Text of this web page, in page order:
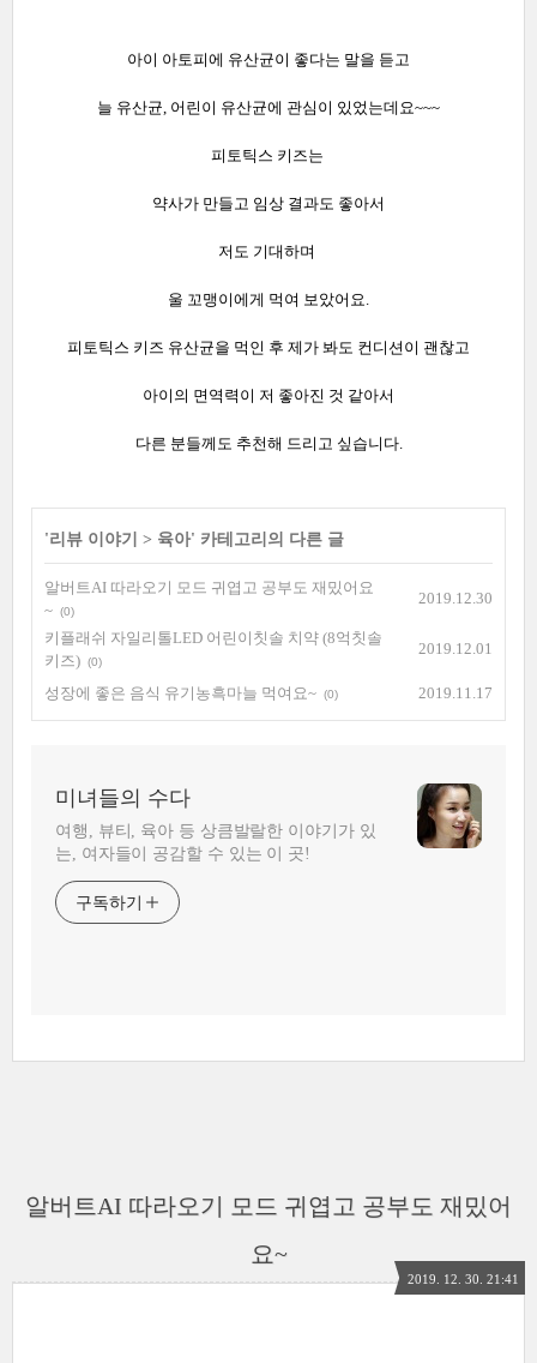
아이 아토피에 유산균이 좋다는 말을 듣고
늘 유산균, 어린이 유산균에 관심이 있었는데요~~~
피토틱스 키즈는
약사가 만들고 임상 결과도 좋아서
저도 기대하며
울 꼬맹이에게 먹여 보았어요.
피토틱스 키즈 유산균을 먹인 후 제가 봐도 컨디션이 괜찮고
아이의 면역력이 저 좋아진 것 같아서
다른 분들께도 추천해 드리고 싶습니다.
'리뷰 이야기 > 육아' 카테고리의 다른 글
알버트AI 따라오기 모드 귀엽고 공부도 재밌어요
~ (0)
2019.12.30
키플래쉬 자일리톨LED 어린이칫솔 치약 (8억칫솔
키즈) (0)
2019.12.01
성장에 좋은 음식 유기농흑마늘 먹여요~ (0) 2019.11.17
미녀들의 수다
여행, 뷰티, 육아 등 상큼발랄한 이야기가 있
는, 여자들이 공감할 수 있는 이 곳!
구독하기
알버트AI 따라오기 모드 귀엽고 공부도 재밌어
요~
2019. 12. 30. 21:41